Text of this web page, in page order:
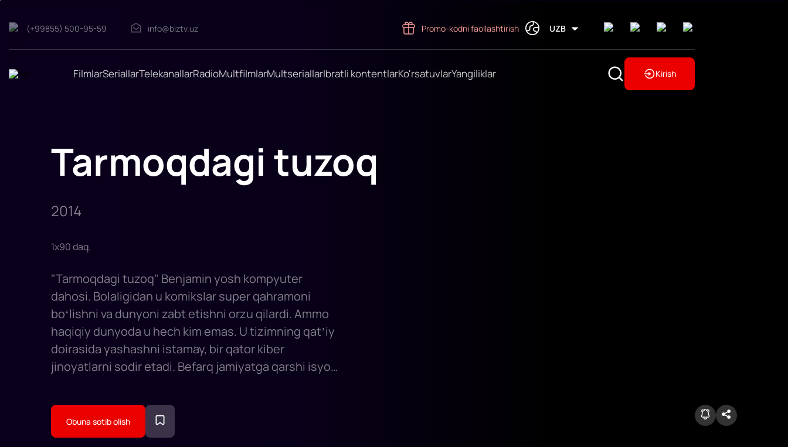
Tarmoqdagi
Benjamin
yosh
(+99855) 500-95-59 info@biztv.uz Promo-kodni faollashtirish UZB
FilmlarSeriallarTelekanallarRadioMultfilmlarMultseriallarIbratli kontentlarKo'rsatuvlarYangiliklar Kirish
Tarmoqdagi tuzoq
2014
1x90daq.
"Tarmoqdagi tuzoq" Benjamin yosh kompyuter
dahosi. Bolaligidan u komikslar super qahramoni
boʻlishni va dunyoni zabt etishni orzu qilardi. Ammo
haqiqiy dunyoda u hech kim emas. U tizimning qatʼiy
doirasida yashashni istamay, bir qator kiber
jinoyatlarni sodir etadi. Befarq jamiyatga qarshi isyon
emas, u butun dunyo qidirayotgan haker.
Obuna sotib olish